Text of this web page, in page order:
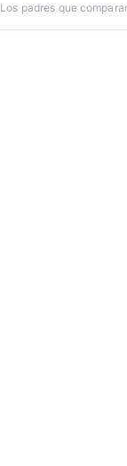
Los padres que